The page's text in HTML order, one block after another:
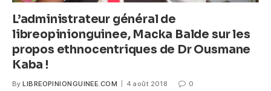
L’administrateur général de
libreopinionguinee, Macka Balde sur les
propos ethnocentriques de Dr Ousmane
Kaba !
By LIBREOPINIONGUINEE.COM 4 août 2018 0